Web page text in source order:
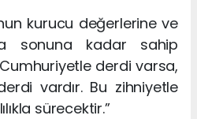
kurucu değerlerine ve
sonuna kadar sahip
Cumhuriyetle derdi varsa,
vardır. Bu zihniyetle
sürecektir.”